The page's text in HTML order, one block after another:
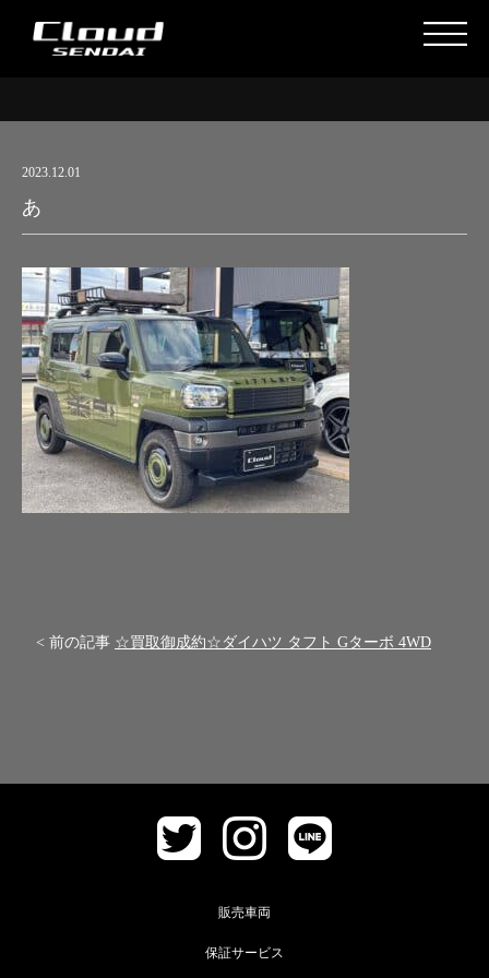
2023.12.01
あ
< 前の記事 ☆買取御成約☆ダイハツ タフト Gターボ 4WD
販売車両
保証サービス